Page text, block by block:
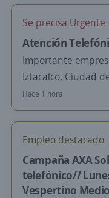
Se precisa Urgente
Atención
Importante
Iztacalco, Ciudad
Hace 1 hora
Empleo destacado
Campaña AXA
telefónico//
Vespertino